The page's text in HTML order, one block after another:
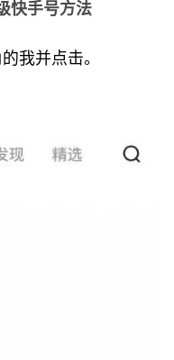
快手号方法
我并点击。